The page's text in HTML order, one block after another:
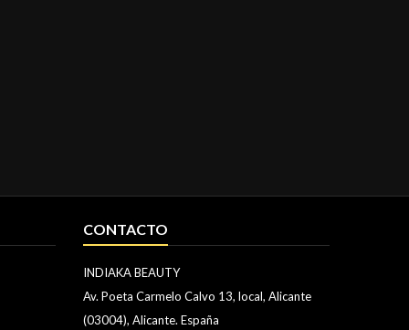
CONTACTO
INDIAKA BEAUTY
Av. Poeta Carmelo Calvo 13, local, Alicante
(03004), Alicante. España